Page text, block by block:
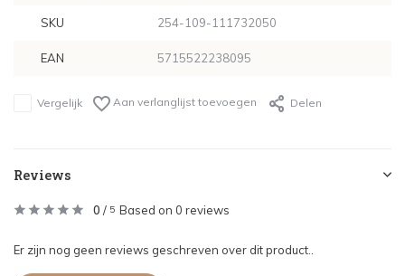
SKU 254-109-111732050
EAN 5715522238095
Vergelijk Aan verlanglijst toevoegen Delen
Reviews
0 / 5 Based on 0 reviews
Er zijn nog geen reviews geschreven over dit product..